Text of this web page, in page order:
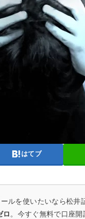
はてブ
ルを使いたいなら松井
ロ 。今すぐ無料で口座開